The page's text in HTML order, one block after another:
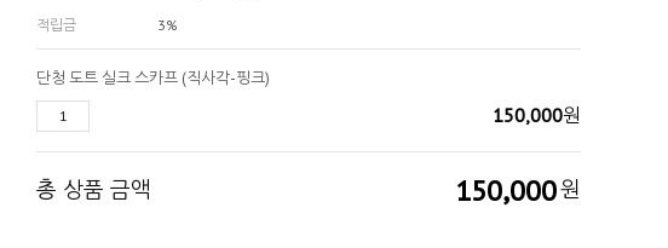
적립금 3%
단청 도트 실크 스카프 (직사각-핑크)
150,000원
총 상품 금액 150,000원